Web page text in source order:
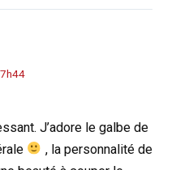
J’adore le galbe de
, la personnalité de